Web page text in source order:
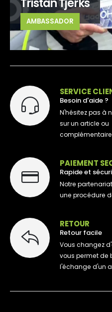
AMBASSADOR
SERVICE
Besoin d'aide ?
N'hésitez pas à
sur un article
PAIEMENT
Rapide et
Notre
une procédure
RETOUR
Retour facile
Vous changez
vous permet de
l'échange d'un